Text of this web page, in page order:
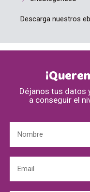
Descarga nuestros
Déjanos tus datos
a conseguir el